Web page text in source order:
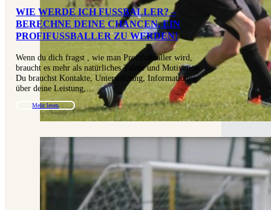
WIE WERDE ICH FUSSBALLER? – B
ERECHNE DEINE CHANCEN, EIN P
ROFIFUSSBALLER ZU WERDEN!
Wenn du dich fragst , wie man Profifußballer wird,
braucht es mehr als natürliches Talent und Motivation.
Du brauchst Kontakte, Unterstützung, Informationen
über deine Leistung,…
Mehr lesen